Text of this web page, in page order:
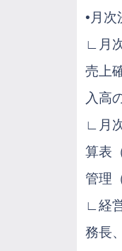
•月次
∟月
売上
入高
∟月
算表
管理
∟経
務長